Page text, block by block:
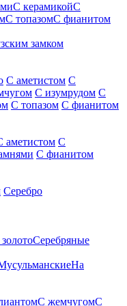
С керамикойС
С топазомС фианитом
замком
С аметистом С
С изумрудом С
С топазом С фианитом
аметистом С
С фианитом
Серебро
Серебряные
На
С жемчугомС